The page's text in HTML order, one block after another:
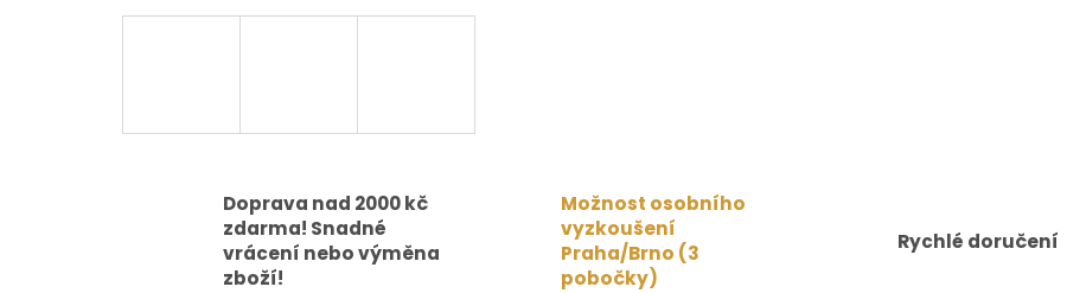
Doprava nad 2000 kč
zdarma! Snadné
vrácení nebo výměna
zboží!
Možnost osobního
vyzkoušení
Praha/Brno (3
pobočky)
Rychlé doručení